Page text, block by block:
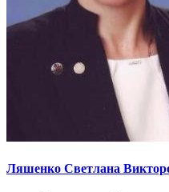
Ляшенко Светлана